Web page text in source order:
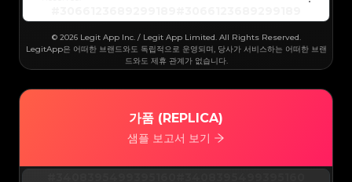
#3066123689299189#3066123689299189
#3066123689299189#3066123689299189
#3066123689299189#3066123689299189
#3066123689299189#3066123689299189
#3066123689299189#3066123689299189
#3066123689299189#3066123689299189
#3066123689299189#3066123689299189
#3066123689299189#3066123689299189
#3066123689299189#3066123689299189
#3066123689299189#3066123689299189
#3066123689299189#3066123689299189
#3066123689299189#3066123689299189
#3066123689299189#3066123689299189
#3066123689299189#3066123689299189
© 2026 Legit App Inc. / Legit App Limited. All Rights Reserved.
LegitApp은 어떠한 브랜드와도 독립적으로 운영되며, 당사가 서비스하는 어떠한 브랜
드와도 제휴 관계가 없습니다.
가품 (REPLICA)
샘플 보고서 보기